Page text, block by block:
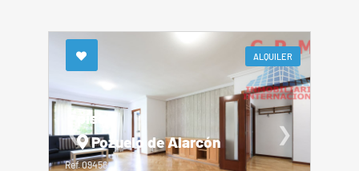
ALQUILER
piso
Pozuelo de Alarcón
Ref. 09456
❮ ❯